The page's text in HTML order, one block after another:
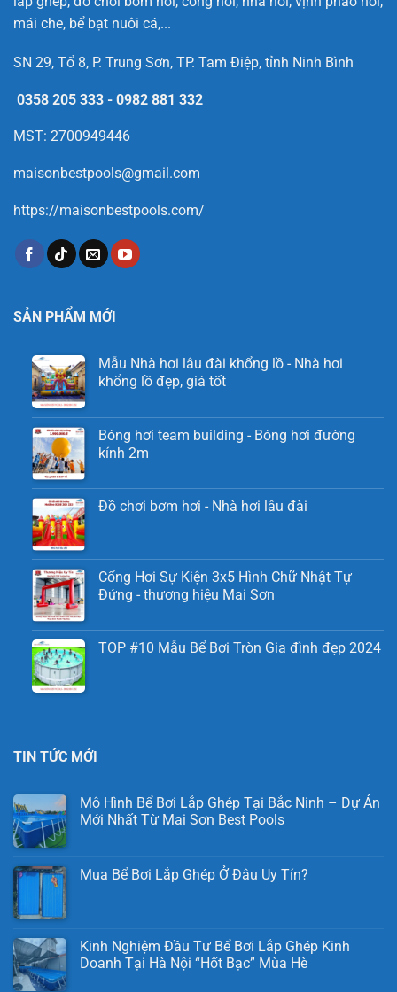
mái che, bể bạt nuôi cá,...
SN 29, Tổ 8, P. Trung Sơn, TP. Tam Điệp, tỉnh Ninh Bình
0358 205 333 - 0982 881 332
MST: 2700949446
maisonbestpools@gmail.com
https://maisonbestpools.com/
SẢN PHẨM MỚI
Mẫu Nhà hơi lâu đài khổng lồ - Nhà hơi
khổng lồ đẹp, giá tốt
Bóng hơi team building - Bóng hơi đường
kính 2m
Đồ chơi bơm hơi - Nhà hơi lâu đài
Cổng Hơi Sự Kiện 3x5 Hình Chữ Nhật Tự
Đứng - thương hiệu Mai Sơn
TOP #10 Mẫu Bể Bơi Tròn Gia đình đẹp 2024
TIN TỨC MỚI
Mô Hình Bể Bơi Lắp Ghép Tại Bắc Ninh – Dự Án
Mới Nhất Từ Mai Sơn Best Pools
Mua Bể Bơi Lắp Ghép Ở Đâu Uy Tín?
Kinh Nghiệm Đầu Tư Bể Bơi Lắp Ghép Kinh
Doanh Tại Hà Nội “Hốt Bạc” Mùa Hè